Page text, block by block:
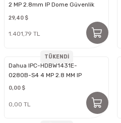
2 MP 2.8mm IP Dome Güvenlik
Kamerası
29,40 $
1.401,79 TL
TÜKENDİ
Dahua IPC-HDBW1431E-
0280B-S4 4 MP 2.8 MM IP
Dome Kamera
0,00 $
0,00 TL